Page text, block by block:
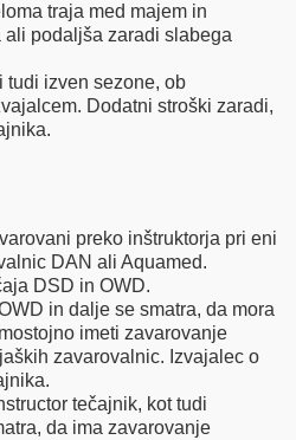
traja med majem in
podaljša zaradi slabega
tudi izven sezone, ob
Dodatni stroški zaradi,
preko inštruktorja pri eni
DAN ali Aquamed.
DSD in OWD.
in dalje se smatra, da mora
imeti zavarovanje
zavarovalnic. Izvajalec o
tečajnik, kot tudi
da ima zavarovanje